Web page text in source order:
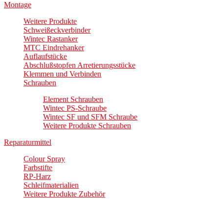
Montage
Weitere Produkte
Schweißeckverbinder
Wintec Rastanker
MTC Eindrehanker
Auflaufstücke
Abschlußstopfen Arretierungsstücke
Klemmen und Verbinden
Schrauben
Element Schrauben
Wintec PS-Schraube
Wintec SF und SFM Schraube
Weitere Produkte Schrauben
Reparaturmittel
Colour Spray
Farbstifte
RP-Harz
Schleifmaterialien
Weitere Produkte Zubehör